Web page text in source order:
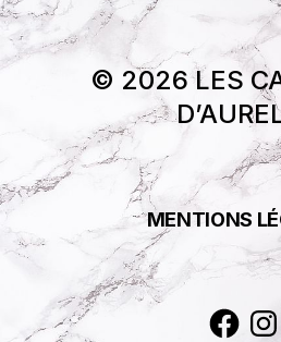
© 2026 LES
MENTIONS